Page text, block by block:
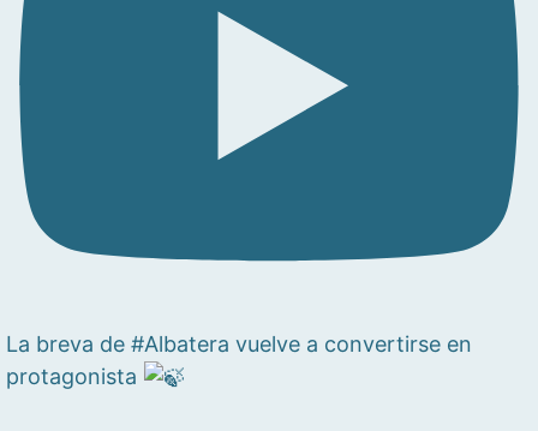
La breva de #Albatera vuelve a convertirse en
protagonista